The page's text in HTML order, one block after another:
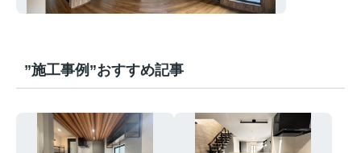
”施工事例”おすすめ記事